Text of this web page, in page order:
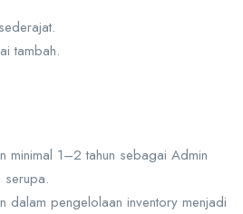
tambah.
minimal 1–2 tahun sebagai Admin
serupa.
dalam pengelolaan inventory menjadi